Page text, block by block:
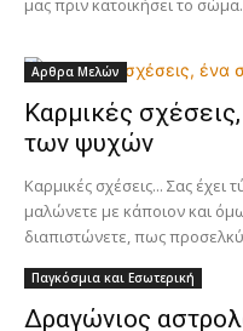
μας πριν κατοικήσει το
Αρθρα Μελών
Καρμικές
των ψυχών
Καρμικές σχέσεις... Σας έχει
μαλώνετε με κάποιον και
διαπιστώνετε, πως
Παγκόσμια και Εσωτερική
Δραγώνιος